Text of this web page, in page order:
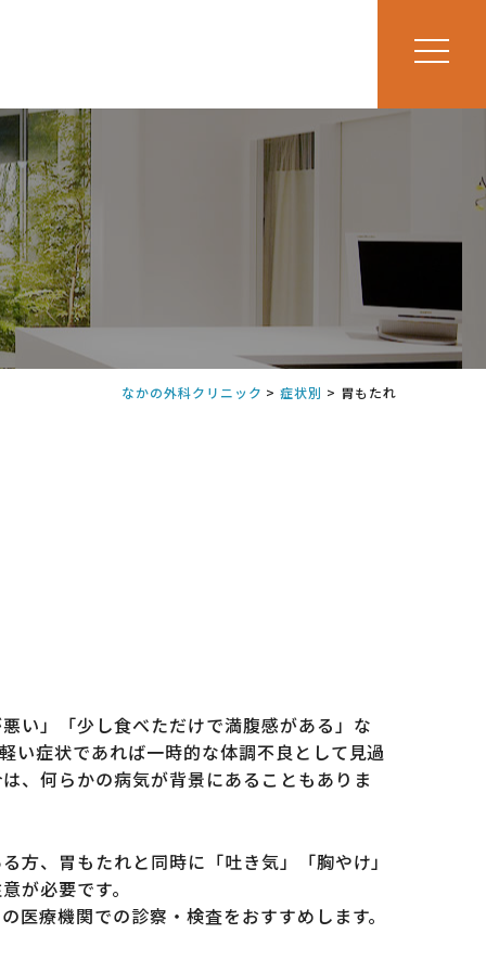
なかの外科クリニック >症状別 > 胃もたれ
い」「少し食べただけで満腹感がある」な
い症状であれば一時的な体調不良として見過
、何らかの病気が背景にあることもありま
方、胃もたれと同時に「吐き気」「胸やけ」
が必要です。
療機関での診察・検査をおすすめします。